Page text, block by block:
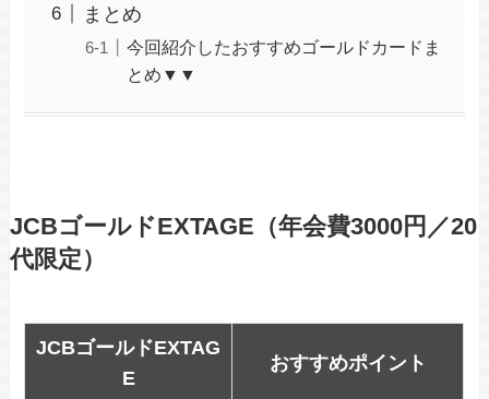
まとめ
今回紹介したおすすめゴールドカードま
とめ▼▼
JCBゴールドEXTAGE（年会費3000円／20
代限定）
JCBゴールドEXTAG
E
おすすめポイント